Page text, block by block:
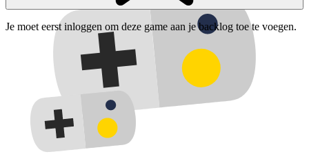
Je moet eerst inloggen om deze game aan je backlog toe te voegen.